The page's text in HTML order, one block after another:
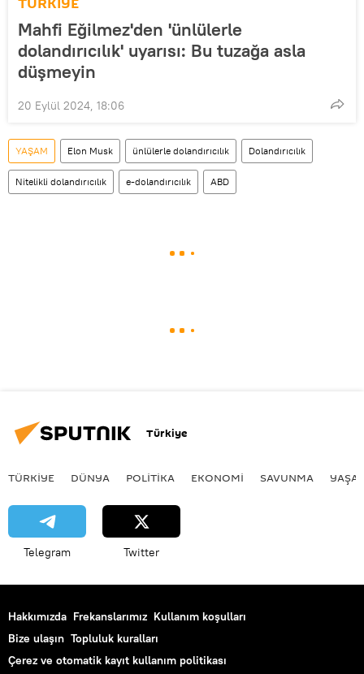
Mahfi Eğilmez'den 'ünlülerle
dolandırıcılık' uyarısı: Bu tuzağa asla
düşmeyin
20 Eylül 2024, 18:06
YAŞAM Elon Musk ünlülerle dolandırıcılık Dolandırıcılık
Nitelikli dolandırıcılık e-dolandırıcılık ABD
Türkiye
TÜRKIYE DÜNYA POLİTİKA EKONOMİ SAVUNMA
Telegram Twitter
Hakkımızda Frekanslarımız Kullanım koşulları
Bize ulaşın Topluluk kuralları
Çerez ve otomatik kayıt kullanım politikası